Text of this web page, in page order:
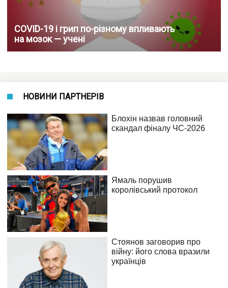
COVID-19 і грип по-різному впливають
на мозок — учені
НОВИНИ ПАРТНЕРІВ